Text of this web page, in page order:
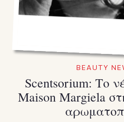
BEAUTY
Scentsorium: Το
Maison Margiela